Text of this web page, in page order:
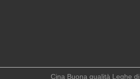
Cina Buona qualità Leghe